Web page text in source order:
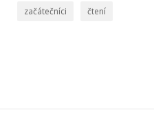
začátečníci čtení